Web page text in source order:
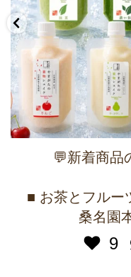
💬新着商品
■ お茶とフルー
桑名園
9